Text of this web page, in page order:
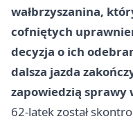
wałbrzyszanina,
cofniętych
decyzja o ich
dalsza jazda
zapowiedzią sprawy
62-latek został